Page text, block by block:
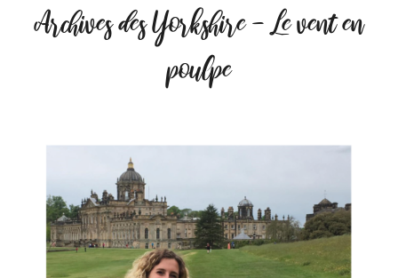
Archives des Yorkshire - Le vent en
poulpe